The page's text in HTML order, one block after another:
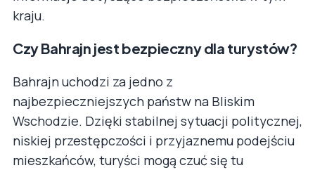
kraju.
Czy Bahrajn jest bezpieczny dla turystów?
Bahrajn uchodzi za jedno z
najbezpieczniejszych państw na Bliskim
Wschodzie. Dzięki stabilnej sytuacji politycznej,
niskiej przestępczości i przyjaznemu podejściu
mieszkańców, turyści mogą czuć się tu